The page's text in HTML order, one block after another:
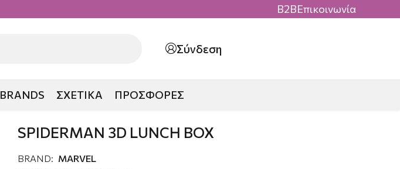
B2BΕπικοινωνία
Σύνδεση
BRANDS ΣΧΕΤΙΚΑ ΠΡΟΣΦΟΡΕΣ
SPIDERMAN 3D LUNCH BOX
BRAND: MARVEL